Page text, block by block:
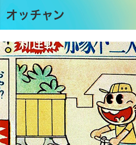
オッチャン